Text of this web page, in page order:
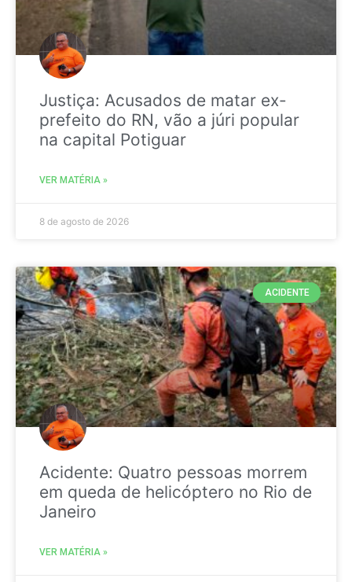
Justiça: Acusados de matar ex-
prefeito do RN, vão a júri popular
na capital Potiguar
VER MATÉRIA »
8 de agosto de 2026
ACIDENTE
Acidente: Quatro pessoas morrem
em queda de helicóptero no Rio de
Janeiro
VER MATÉRIA »